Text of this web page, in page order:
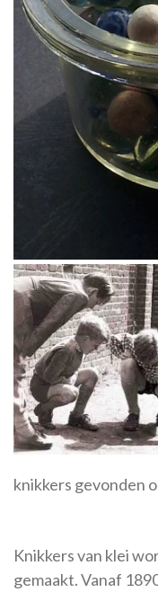
knikkers gevonden
Knikkers van klei
gemaakt. Vanaf